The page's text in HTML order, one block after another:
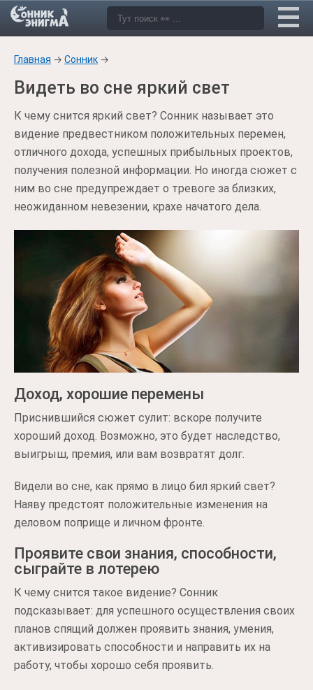
Главная → Сонник →
Видеть во сне яркий свет
К чему снится яркий свет? Сонник называет это
видение предвестником положительных перемен,
отличного дохода, успешных прибыльных проектов,
получения полезной информации. Но иногда сюжет с
ним во сне предупреждает о тревоге за близких,
неожиданном невезении, крахе начатого дела.
Доход, хорошие перемены
Приснившийся сюжет сулит: вскоре получите
хороший доход. Возможно, это будет наследство,
выигрыш, премия, или вам возвратят долг.
Видели во сне, как прямо в лицо бил яркий свет?
Наяву предстоят положительные изменения на
деловом поприще и личном фронте.
Проявите свои знания, способности,
сыграйте в лотерею
К чему снится такое видение? Сонник
подсказывает: для успешного осуществления своих
планов спящий должен проявить знания, умения,
активизировать способности и направить их на
работу, чтобы хорошо себя проявить.